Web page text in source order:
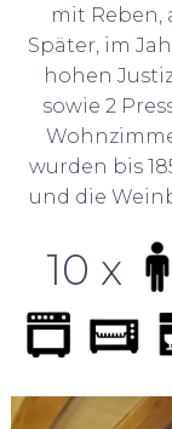
mit Reben,
Später, im
hohen
sowie 2
wurden bis
und die
10 x